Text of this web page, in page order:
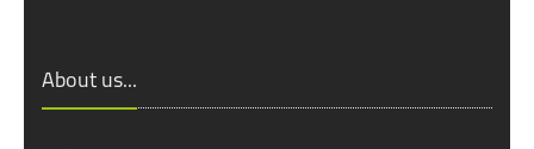
About us...